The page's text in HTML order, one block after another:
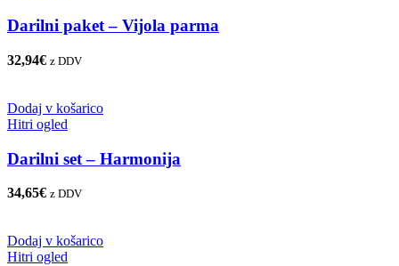
Darilni paket – Vijola parma
32,94€ z DDV
Dodaj v košarico
Hitri ogled
Darilni set – Harmonija
34,65€ z DDV
Dodaj v košarico
Hitri ogled